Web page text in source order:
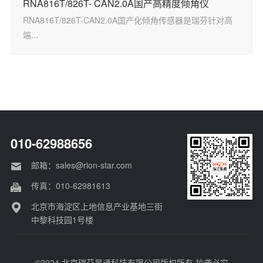
RNA816T/826T- CAN2.0A国产高精度倾角仪
RNA816T/826T-CAN2.0A国产化倾角传感器是瑞芬针对高
端...
010-62988656
邮箱：sales@rion-star.com
传真：010-62981613
北京市海淀区上地信息产业基地三街
中黎科技园1号楼